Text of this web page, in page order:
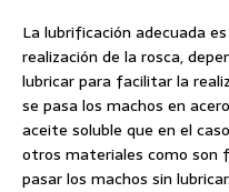
La lubrificación adecuada
realización de la rosca,
lubricar para facilitar la
se pasa los machos en
aceite soluble que en el
otros materiales como son
pasar los machos sin lubricar.